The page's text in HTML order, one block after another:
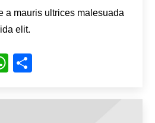
a mauris ultrices malesuada
elit.
WhatsApp